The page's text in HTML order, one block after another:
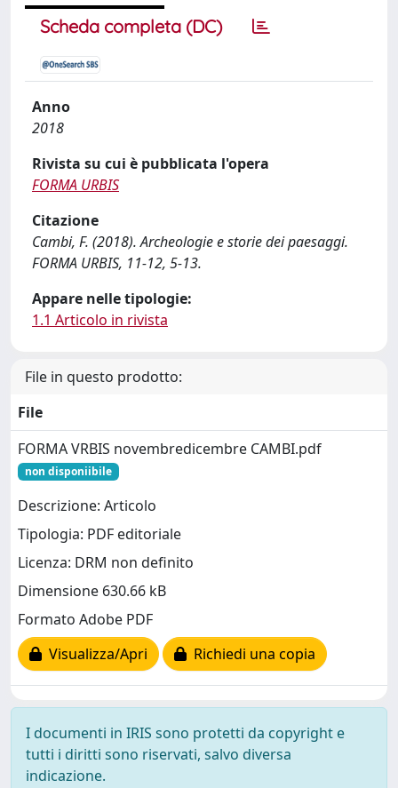
Scheda completa (DC)
Anno
2018
Rivista su cui è pubblicata l'opera
FORMA URBIS
Citazione
Cambi, F. (2018). Archeologie e storie dei paesaggi.
FORMA URBIS, 11-12, 5-13.
Appare nelle tipologie:
1.1 Articolo in rivista
File in questo prodotto:
File
FORMA VRBIS novembredicembre CAMBI.pdf
non disponiibile
Descrizione: Articolo
Tipologia: PDF editoriale
Licenza: DRM non definito
Dimensione 630.66 kB
Formato Adobe PDF
Visualizza/Apri
Richiedi una copia
I documenti in IRIS sono protetti da copyright e
tutti i diritti sono riservati, salvo diversa
indicazione.